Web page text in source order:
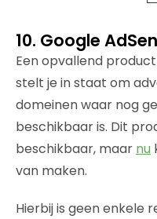
10. Google
Een opvallend
stelt je in staat om
domeinen waar nog
beschikbaar is. Dit
beschikbaar, maar nu
van maken.
Hierbij is geen enkele